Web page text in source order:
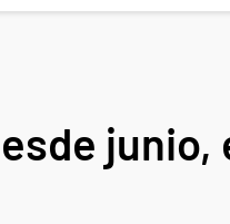
junio,